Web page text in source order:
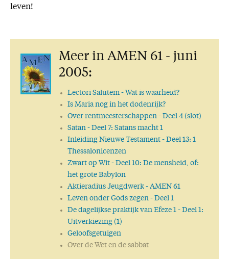
leven!
Meer in AMEN 61 - juni
2005:
Lectori Salutem- Wat is waarheid?
Is Maria nog in het dodenrijk?
Over rentmeesterschappen- Deel 4 (slot)
Satan- Deel 7: Satans macht 1
Inleiding Nieuwe Testament- Deel 13: 1
Thessalonicenzen
Zwart op Wit- Deel 10: De mensheid, of:
het grote Babylon
Aktieradius Jeugdwerk - AMEN 61
Leven onder Gods zegen- Deel 1
De dagelijkse praktijk van Efeze 1- Deel 1:
Uitverkiezing (1)
Geloofsgetuigen
Over de Wet en de sabbat